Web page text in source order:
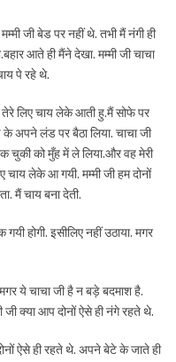
जी बेड पर नहीं थे. तभी मैं नंगी ही
आते ही मैंने देखा. मम्मी जी चाचा
पे रहे थे.
तेरे लिए चाय लेके आती हु.मैं सोफे पर
अपने लंड पर बैठा लिया. चाचा जी
चुकी को मुँह में ले लिया.और वह मेरी
चाय लेके आ गयी. मम्मी जी हम दोनों
मैं चाय बना देती.
होगी. इसीलिए नहीं उठाया. मगर
ये चाचा जी है न बड़े बदमाश है.
क्या आप दोनों ऐसे ही नंगे रहते थे.
ऐसे ही रहते थे. अपने बेटे के जाते ही